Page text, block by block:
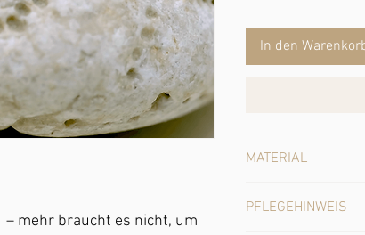
– mehr braucht es nicht, um
In den
MATERIAL
Oder recyceltes
PFLEGEHINWEIS